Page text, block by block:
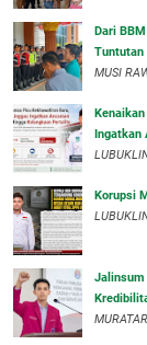
Dari
Tuntutan
MUSI
Ingatkan
Korupsi
‎Jalinsum